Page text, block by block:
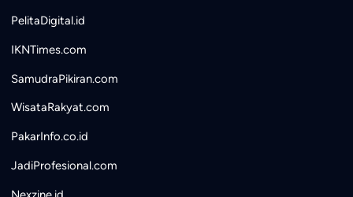
PelitaDigital.id
IKNTimes.com
SamudraPikiran.com
WisataRakyat.com
PakarInfo.co.id
JadiProfesional.com